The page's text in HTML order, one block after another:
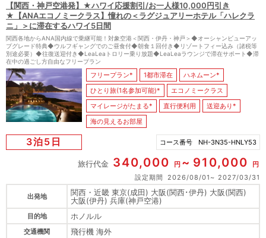
【関西・神戸空港発】★ハワイ応援割引/お一人様10,000円引き
★【ANAエコノミークラス】憧れの＜ラグジュアリーホテル「ハレクラ
ニ」＞に滞在するハワイ5日間
関西各地からANA国内線で乗継可能！対象空港＜関西・伊丹・神戸＞◆オーシャンビューアッ
プグレード特典◆ウルフギャングでのご昼食付◆朝食１回付き◆リゾートフィー込み（諸税等
別途必要）◆往復送迎付き◆LeaLeaトロリー乗り放題◆LeaLeaラウンジで滞在サポート◆滞
在中の過ごし方自由なフリープラン
フリープラン* 1都市滞在
ハネムーン*
ひとり旅(1名参加可能)*
エコノミークラス
マイレージがたまる*
直行便利用
送迎あり*
海の見えるお部屋
3泊5日 コース番号 NH-3N35-HNLY53
旅行代金 340,000 円 910,000
円
設定期間
2026/08/01 2027/03/31
出発地
関西・近畿 東京(成田) 大阪(関西･伊丹) 大阪(関西)
大阪(伊丹) 兵庫(神戸空港)
目的地 ホノルル
交通機関 飛行機 海外